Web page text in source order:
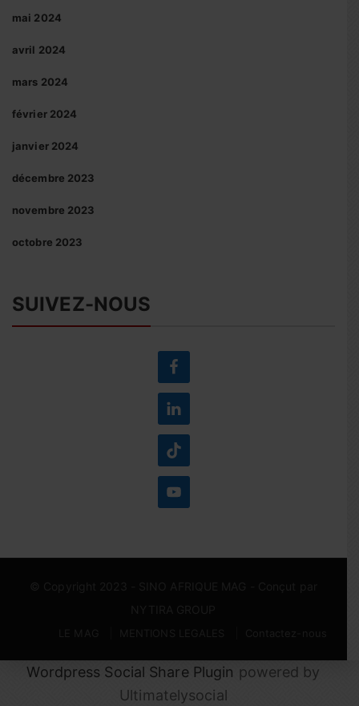
mai 2024
avril 2024
mars 2024
février 2024
janvier 2024
décembre 2023
novembre 2023
octobre 2023
SUIVEZ-NOUS
Wordpress Social Share Plugin powered by
Ultimatelysocial